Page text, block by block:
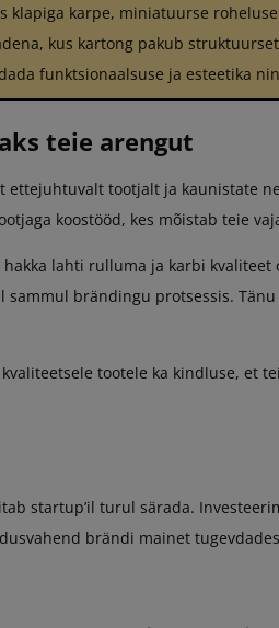
klapiga karpe, miniatuurse
kus kartong pakub
funktsionaalsuse ja esteetika
teie arengut
tootjalt ja kaunistate
koostööd, kes mõistab teie
hakka lahti rulluma ja karbi
brändingu protsessis.
kvaliteetsele tootele ka kindluse,
startup’il turul särada.
brändi mainet